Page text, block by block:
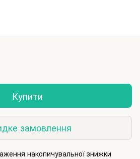
Купити
замовлення
накопичувальної знижки